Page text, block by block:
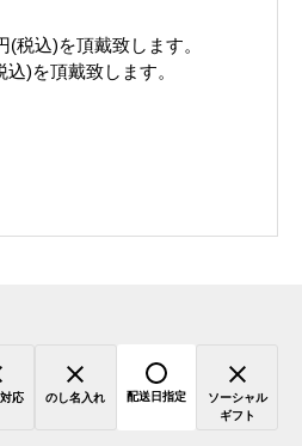
(税込)を頂戴致します。
)を頂戴致します。
応 のし名入れ 配送日指定
ソーシャル
ギフト